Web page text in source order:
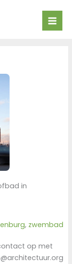
in
, zwembad
op met